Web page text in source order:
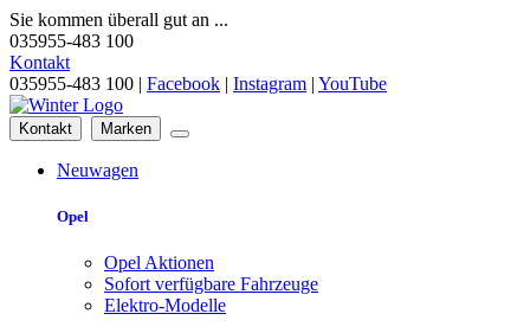
Sie kommen überall gut an ...
035955-483 100
Kontakt
035955-483 100 | Facebook | Instagram | YouTube
Kontakt Marken
Neuwagen
Opel
Opel Aktionen
Sofort verfügbare Fahrzeuge
Elektro-Modelle